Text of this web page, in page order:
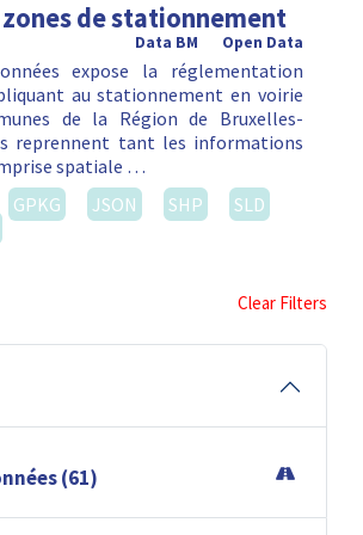
de stationnement
Open Data
Data BM
expose la réglementation
au stationnement en voirie
de la Région de Bruxelles-
reprennent tant les informations
spatiale …
GPKG JSON SHP
SLD
Clear Filters
(61)